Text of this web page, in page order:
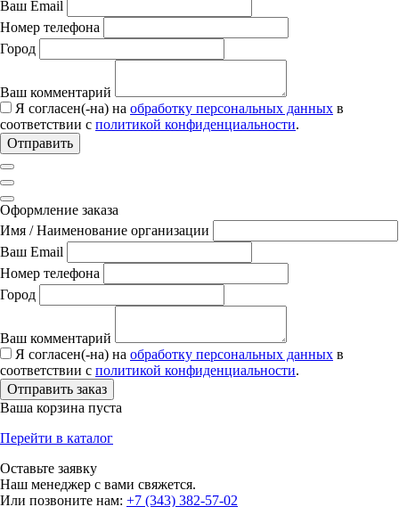
Ваш Email
Номер телефона
Город
Ваш комментарий
Я согласен(-на) на обработку персональных данных в
соответствии с политикой конфиденциальности.
Отправить
Оформление заказа
Имя / Наименование организации
Ваш Email
Номер телефона
Город
Ваш комментарий
Я согласен(-на) на обработку персональных данных в
соответствии с политикой конфиденциальности.
Отправить заказ
Ваша корзина пуста
Перейти в каталог
Оставьте заявку
Наш менеджер с вами свяжется.
Или позвоните нам: +7 (343) 382-57-02